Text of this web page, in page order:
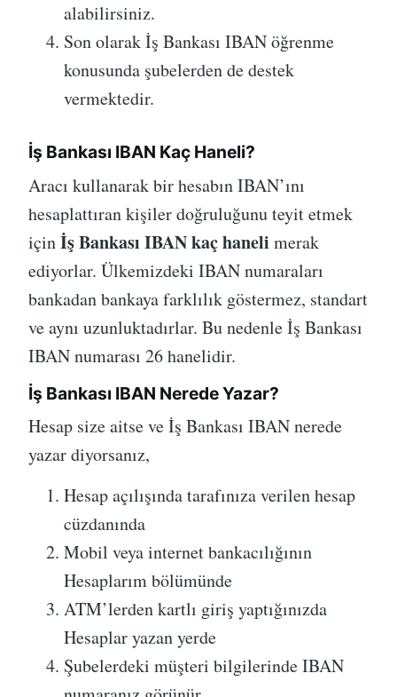
alabilirsiniz.
Son olarak İş Bankası IBAN öğrenme
konusunda şubelerden de destek
vermektedir.
İş Bankası IBAN Kaç Haneli?
Aracı kullanarak bir hesabın IBAN’ını
hesaplattıran kişiler doğruluğunu teyit etmek
içinİş Bankası IBAN kaç haneli merak
ediyorlar. Ülkemizdeki IBAN numaraları
bankadan bankaya farklılık göstermez, standart
ve aynı uzunluktadırlar. Bu nedenle İş Bankası
IBAN numarası 26 hanelidir.
İş Bankası IBAN Nerede Yazar?
Hesap size aitse ve İş Bankası IBAN nerede
yazar diyorsanız,
Hesap açılışında tarafınıza verilen hesap
cüzdanında
Mobil veya internet bankacılığının
Hesaplarım bölümünde
ATM’lerden kartlı giriş yaptığınızda
Hesaplar yazan yerde
Şubelerdeki müşteri bilgilerinde IBAN